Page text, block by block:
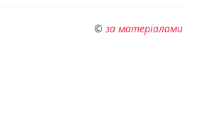
© за матеріалами